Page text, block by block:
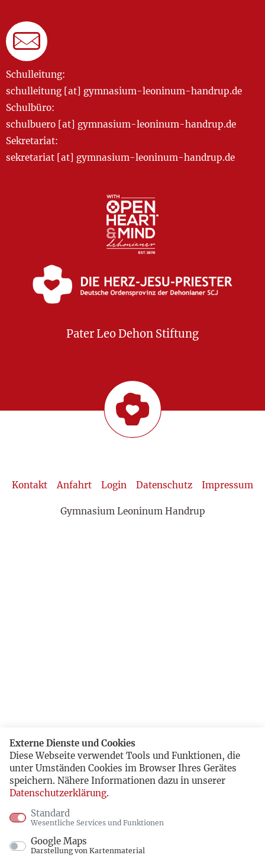
Schulleitung:
schulleitung [at] gymnasium-leoninum-handrup.de
Schulbüro:
schulbuero [at] gymnasium-leoninum-handrup.de
Sekretariat:
sekretariat [at] gymnasium-leoninum-handrup.de
Pater Leo Dehon Stiftung
Kontakt Anfahrt Login Datenschutz Impressum
Gymnasium Leoninum Handrup
Externe Dienste und Cookies
Diese Webseite verwendet Tools und Funktionen, die
unter Umständen Cookies im Browser Ihres Gerätes
speichern. Nähere Informationen dazu in unserer
Datenschutzerklärung.
Standard
Wesentliche Services und Funktionen
Google Maps
Darstellung von Kartenmaterial